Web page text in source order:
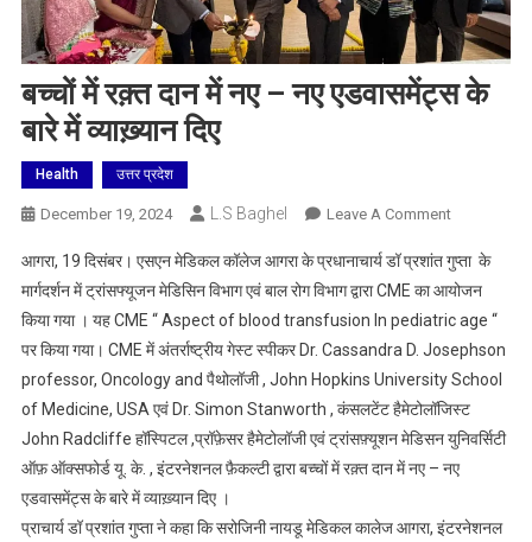
बच्चों में रक़्त दान में नए – नए एडवासमेंट्स के
बारे में व्याख़्यान दिए
Health उत्तर प्रदेश
December 19, 2024 L.S Baghel Leave A CommentOn
में
रक़्त
दान
में
नए
–
नए
आगरा, 19 दिसंबर। एसएन मेडिकल कॉलेज आगरा के प्रधानाचार्य डॉ प्रशांत गुप्ता के
मार्गदर्शन में ट्रांसफ्यूजन मेडिसिन विभाग एवं बाल रोग विभाग द्वारा CME का आयोजन
किया गया । यह CME “ Aspect of blood transfusion In pediatric age “
पर किया गया। CME में अंतर्राष्ट्रीय गेस्ट स्पीकर Dr. Cassandra D. Josephson
professor, Oncology and पैथोलॉजी , John Hopkins University School
of Medicine, USA एवं Dr. Simon Stanworth , कंसलटेंट हैमेटोलॉजिस्ट
John Radcliffe हॉस्पिटल ,प्रॉफ़ेसर हैमेटोलॉजी एवं ट्रांसफ़्यूशन मेडिसन युनिवर्सिटी
ऑफ़ ऑक्सफोर्ड यू. के. , इंटरनेशनल फ़ैकल्टी द्वारा बच्चों में रक़्त दान में नए – नए
एडवासमेंट्स के बारे में व्याख़्यान दिए ।
प्राचार्य डॉ प्रशांत गुप्ता ने कहा कि सरोजिनी नायडू मेडिकल कालेज आगरा, इंटरनेशनल